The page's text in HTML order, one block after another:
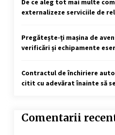
De ce aleg tot mai multe
externalizeze serviciile de
Pregătește-ți mașina de
verificări și echipamente
Contractul de închiriere
citit cu adevărat înainte să
Comentarii